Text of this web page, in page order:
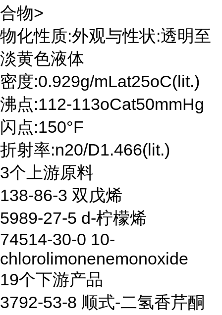
合物>
物化性质:外观与性状:透明至
淡黄色液体
密度:0.929g/mLat25oC(lit.)
沸点:112-113oCat50mmHg
闪点:150°F
折射率:n20/D1.466(lit.)
3个上游原料
138-86-3 双戊烯
5989-27-5 d-柠檬烯
74514-30-0 10-
chlorolimonenemonoxide
19个下游产品
3792-53-8 顺式-二氢香芹酮